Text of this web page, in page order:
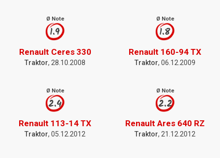
Ø Note
1.9
Renault Ceres 330
Traktor, 28.10.2008
Ø Note
1.8
Renault 160-94 TX
Traktor, 06.12.2009
Ø Note
2.4
Renault 113-14 TX
Traktor, 05.12.2012
Ø Note
2.2
Renault Ares 640 RZ
Traktor, 21.12.2012